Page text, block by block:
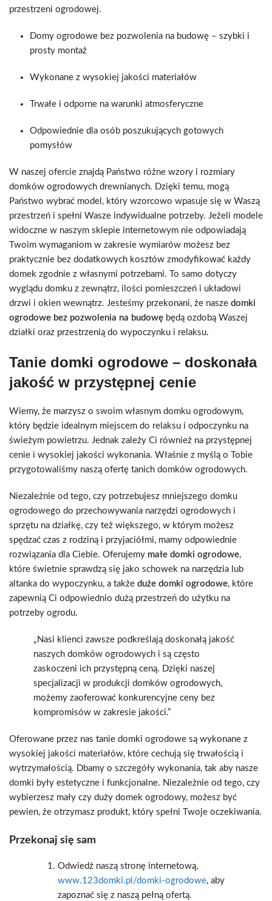
przestrzeni ogrodowej.
Domy ogrodowe bez pozwolenia na budowę – szybki i
prosty montaż
Wykonane z wysokiej jakości materiałów
Trwałe i odporne na warunki atmosferyczne
Odpowiednie dla osób poszukujących gotowych
pomysłów
W naszej ofercie znajdą Państwo różne wzory i rozmiary
domków ogrodowych drewnianych. Dzięki temu, mogą
Państwo wybrać model, który wzorcowo wpasuje się w Waszą
przestrzeń i spełni Wasze indywidualne potrzeby. Jeżeli modele
widoczne w naszym sklepie internetowym nie odpowiadają
Twoim wymaganiom w zakresie wymiarów możesz bez
praktycznie bez dodatkowych kosztów zmodyfikować każdy
domek zgodnie z własnymi potrzebami. To samo dotyczy
wyglądu domku z zewnątrz, ilości pomieszczeń i układowi
drzwi i okien wewnątrz. Jesteśmy przekonani, że nasze domki
ogrodowe bez pozwolenia na budowę będą ozdobą Waszej
działki oraz przestrzenią do wypoczynku i relaksu.
Tanie domki ogrodowe – doskonała
jakość w przystępnej cenie
Wiemy, że marzysz o swoim własnym domku ogrodowym,
który będzie idealnym miejscem do relaksu i odpoczynku na
świeżym powietrzu. Jednak zależy Ci również na przystępnej
cenie i wysokiej jakości wykonania. Właśnie z myślą o Tobie
przygotowaliśmy naszą ofertę tanich domków ogrodowych.
Niezależnie od tego, czy potrzebujesz mniejszego domku
ogrodowego do przechowywania narzędzi ogrodowych i
sprzętu na działkę, czy też większego, w którym możesz
spędzać czas z rodziną i przyjaciółmi, mamy odpowiednie
rozwiązania dla Ciebie. Oferujemy małe domki ogrodowe,
które świetnie sprawdzą się jako schowek na narzędzia lub
altanka do wypoczynku, a także duże domki ogrodowe, które
zapewnią Ci odpowiednio dużą przestrzeń do użytku na
potrzeby ogrodu.
„Nasi klienci zawsze podkreślają doskonałą jakość
naszych domków ogrodowych i są często
zaskoczeni ich przystępną ceną. Dzięki naszej
specjalizacji w produkcji domków ogrodowych,
możemy zaoferować konkurencyjne ceny bez
kompromisów w zakresie jakości.”
Oferowane przez nas tanie domki ogrodowe są wykonane z
wysokiej jakości materiałów, które cechują się trwałością i
wytrzymałością. Dbamy o szczegóły wykonania, tak aby nasze
domki były estetyczne i funkcjonalne. Niezależnie od tego, czy
wybierzesz mały czy duży domek ogrodowy, możesz być
pewien, że otrzymasz produkt, który spełni Twoje oczekiwania.
Przekonaj się sam
Odwiedź naszą stronę internetową,
www.123domki.pl/domki-ogrodowe, aby
zapoznać się z naszą pełną ofertą.